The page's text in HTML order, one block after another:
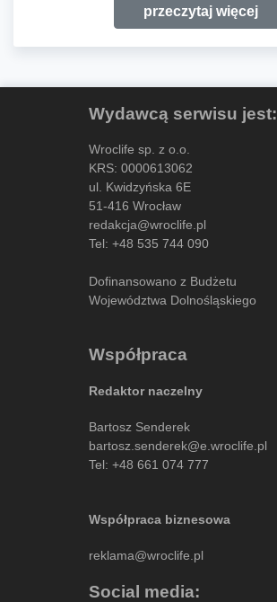
przeczytaj więcej
Wydawcą serwisu jest:
Wroclife sp. z o.o.
KRS: 0000613062
ul. Kwidzyńska 6E
51-416 Wrocław
redakcja@wroclife.pl
Tel: +48 535 744 090
Dofinansowano z Budżetu
Województwa Dolnośląskiego
Współpraca
Redaktor naczelny
Bartosz Senderek
bartosz.senderek@e.wroclife.pl
Tel: +48 661 074 777
Współpraca biznesowa
reklama@wroclife.pl
Social media: